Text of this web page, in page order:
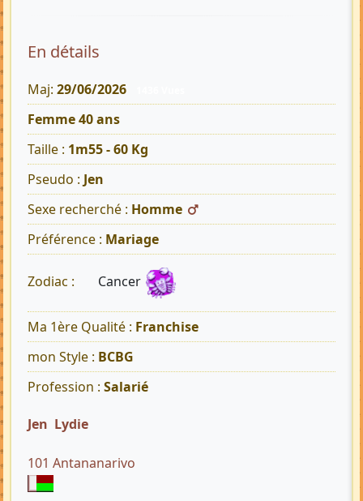
En détails
Maj: 29/06/2026
Femme 40 ans
Taille : 1m55 - 60 Kg
Pseudo : Jen
Sexe recherché : Homme
Préférence : Mariage
Zodiac : Cancer
Ma 1ère Qualité : Franchise
mon Style : BCBG
Profession : Salarié
Jen Lydie
101 Antananarivo